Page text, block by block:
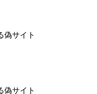
偽サイト
偽サイト